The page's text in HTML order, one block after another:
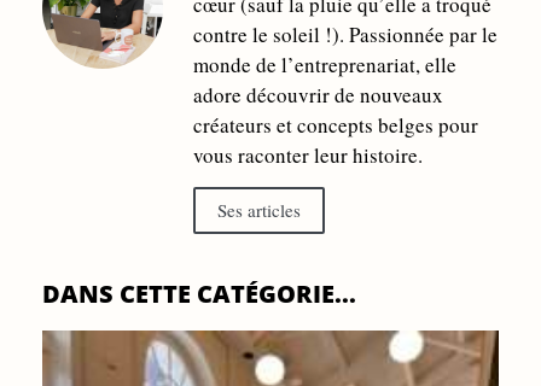
contre le soleil !). Passionnée par le
monde de l’entreprenariat, elle
adore découvrir de nouveaux
créateurs et concepts belges pour
vous raconter leur histoire.
Ses articles
DANS CETTE CATÉGORIE...